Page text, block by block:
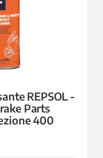
REPSOL -
Parts
400